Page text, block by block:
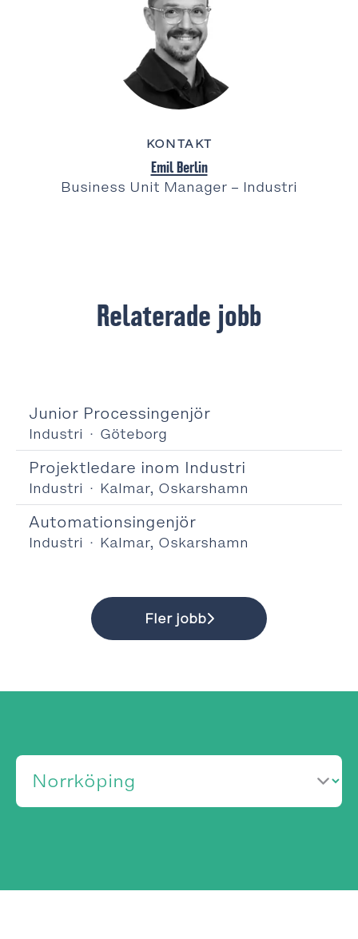
KONTAKT
Emil Berlin
Business Unit Manager – Industri
Relaterade jobb
Junior Processingenjör
Industri · Göteborg
Projektledare inom Industri
Industri · Kalmar, Oskarshamn
Automationsingenjör
Industri · Kalmar, Oskarshamn
Fler jobb